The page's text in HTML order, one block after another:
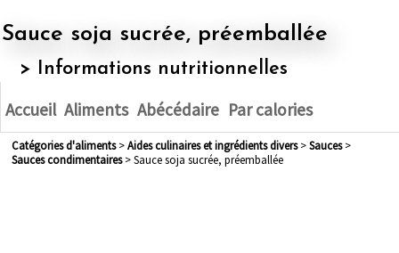
Sauce soja sucrée, préemballée
> Informations nutritionnelles
Accueil Aliments Abécédaire Par calories
Catégories d'aliments> aides culinaires et ingrédients divers> sauces>
sauces condimentaires> Sauce soja sucrée, préemballée